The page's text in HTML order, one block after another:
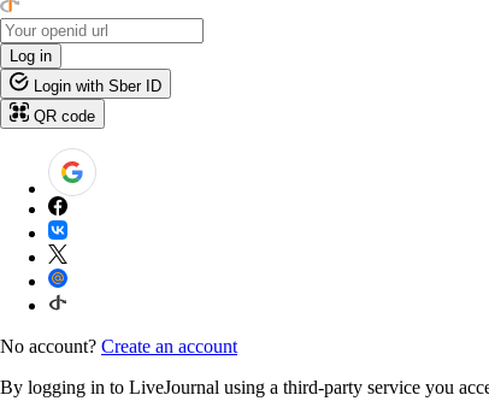
Log in
Login with Sber ID
QR code
No account? Create an account
By logging in to LiveJournal using a third-party service you